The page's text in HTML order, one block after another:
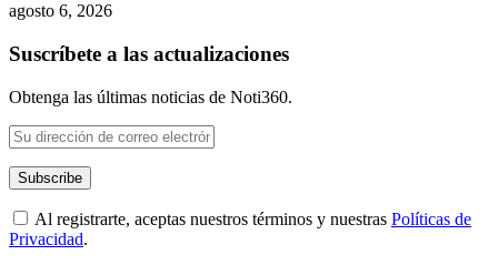
agosto 6, 2026
Suscríbete a las actualizaciones
Obtenga las últimas noticias de Noti360.
Al registrarte, aceptas nuestros términos y nuestras Políticas de
Privacidad.